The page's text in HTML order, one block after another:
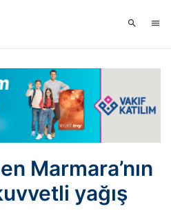
Marmara’nın
yağış